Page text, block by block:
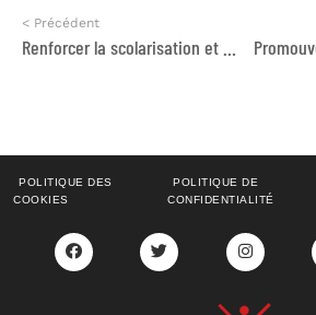
< Précédent
POLITIQUE DES
COOKIES
POLITIQUE DE
CONFIDENTIALITÉ